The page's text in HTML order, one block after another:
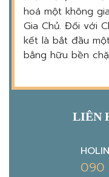
hoá một không
Gia Chủ. Đối với
kết là bắt đầu
bằng hữu bền
LIÊN
090